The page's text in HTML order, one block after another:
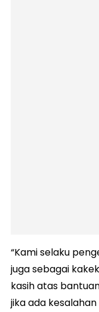
“Kami selaku
juga sebagai
kasih atas
jika ada